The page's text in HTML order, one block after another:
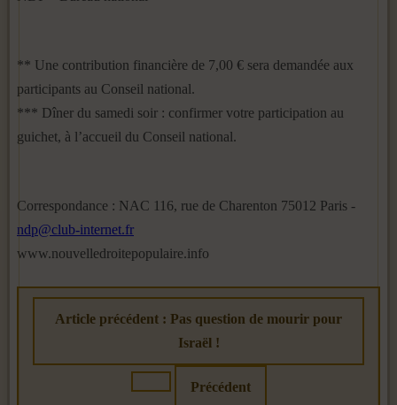
** Une contribution financière de 7,00 € sera demandée aux
participants au Conseil national.
*** Dîner du samedi soir : confirmer votre participation au
guichet, à l’accueil du Conseil national.
Correspondance : NAC 116, rue de Charenton 75012 Paris -
ndp@club-internet.fr
www.nouvelledroitepopulaire.info
Article précédent : Pas question de mourir pour
Israël !
Précédent